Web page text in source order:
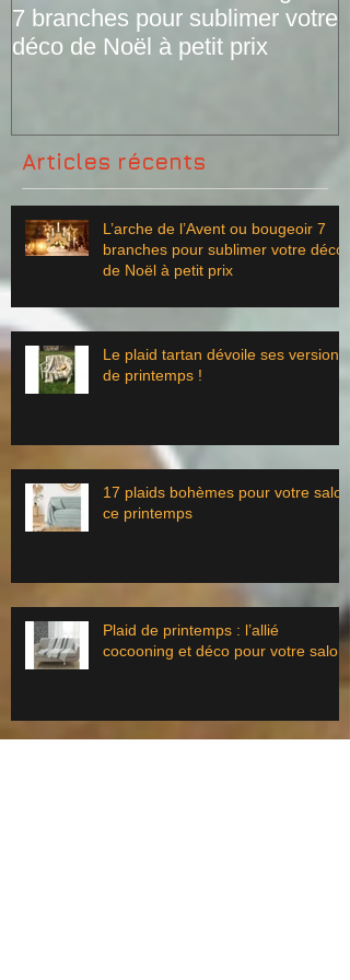
7 branches pour sublimer votre
déco de Noël à petit prix
Articles récents
L’arche de l’Avent ou bougeoir 7
branches pour sublimer votre déco
de Noël à petit prix
Le plaid tartan dévoile ses versions
de printemps !
17 plaids bohèmes pour votre salon
ce printemps
Plaid de printemps : l’allié
cocooning et déco pour votre salon